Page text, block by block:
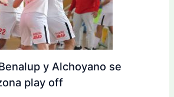
y Alchoyano se
play off